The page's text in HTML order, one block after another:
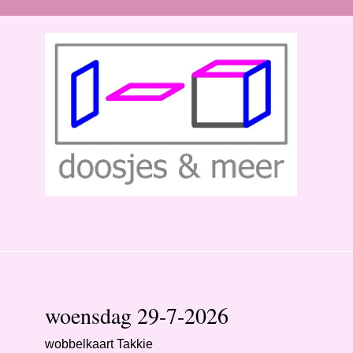
woensdag 29-7-2026
wobbelkaart Takkie